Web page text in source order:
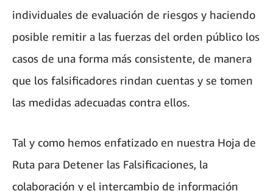
individuales de evaluación de riesgos y haciendo
posible remitir a las fuerzas del orden público los
casos de una forma más consistente, de manera
que los falsificadores rindan cuentas y se tomen
las medidas adecuadas contra ellos.
Tal y como hemos enfatizado en nuestra Hoja de
Ruta para Detener las Falsificaciones, la
colaboración y el intercambio de información